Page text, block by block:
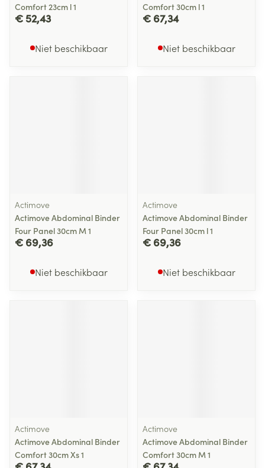
Comfort 23cm l 1
€ 52,43
Niet beschikbaar
Comfort 30cm l 1
€ 67,34
Niet beschikbaar
Actimove
Actimove Abdominal Binder
Four Panel 30cm M 1
€ 69,36
Niet beschikbaar
Actimove
Actimove Abdominal Binder
Four Panel 30cm l 1
€ 69,36
Niet beschikbaar
Actimove
Actimove Abdominal Binder
Comfort 30cm Xs 1
Actimove
Actimove Abdominal Binder
Comfort 30cm M 1